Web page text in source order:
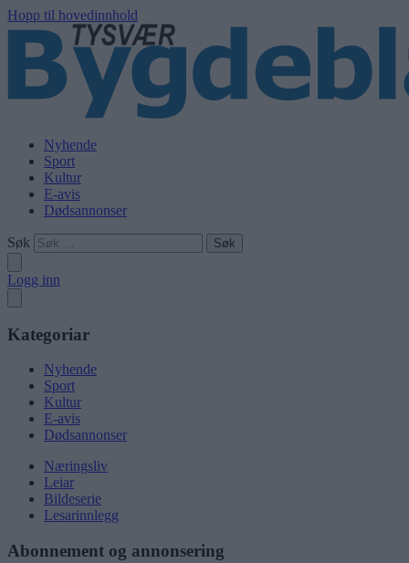
Hopp til hovedinnhold
Nyhende
Sport
Kultur
E-avis
Dødsannonser
Søk
Logg inn
Kategoriar
Nyhende
Sport
Kultur
E-avis
Dødsannonser
Næringsliv
Leiar
Bildeserie
Lesarinnlegg
Abonnement og annonsering